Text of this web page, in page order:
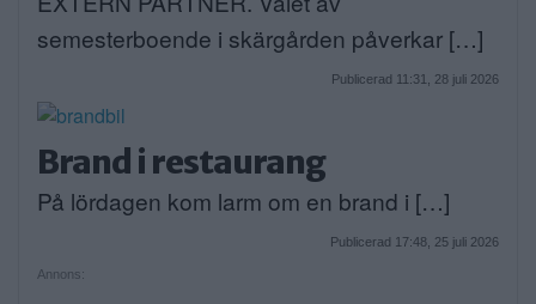
semesterboende i skärgården påverkar […]
Publicerad 11:31, 28 juli 2026
Brand i restaurang
På lördagen kom larm om en brand i […]
Publicerad 17:48, 25 juli 2026
Annons: